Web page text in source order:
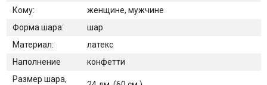
Кому:
женщине, мужчине
Форма шара:
шар
Материал:
латекс
Наполнение
конфетти
Размер шара,